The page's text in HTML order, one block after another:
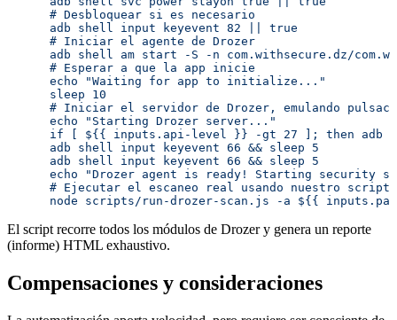
      # Desbloquear si es necesario
      adb shell input keyevent 82 || true
      # Iniciar el agente de Drozer
adb shell am start -S -n com.withsecure.dz/
      # Esperar a que la app inicie
      echo "Waiting for app to initialize..."
      sleep 10
# Iniciar el servidor de Drozer, emulando
      echo "Starting Drozer server..."
if [ ${{ inputs.api-level }} -gt 27 ]; then adb
      adb shell input keyevent 66 && sleep 5
      adb shell input keyevent 66 && sleep 5
echo "Drozer agent is ready! Starting security
# Ejecutar el escaneo real usando nuestro script
node scripts/run-drozer-scan.js -a ${{
El script recorre todos los módulos de Drozer y genera un reporte
(informe) HTML exhaustivo.
Compensaciones y consideraciones